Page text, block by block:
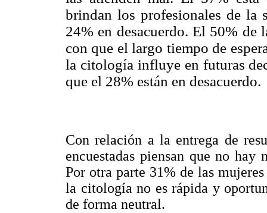
brindan los profesionales de la
24% en desacuerdo. El 50% de
con que el largo tiempo de
la citología influye en futuras
que el 28% están en desacuerdo.
Con relación a la entrega de
encuestadas piensan que no hay
Por otra parte 31% de las
la citología no es rápida y
de forma neutral.